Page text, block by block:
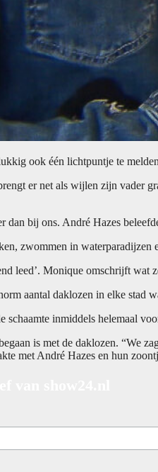
ook één lichtpuntje te
er net als wijlen zijn vader
dan bij ons. André Hazes
zwommen in
leed’. Monique omschrijft wat
aantal daklozen in elke
schaamte inmiddels
is met de daklozen. “We
met André Hazes en hun